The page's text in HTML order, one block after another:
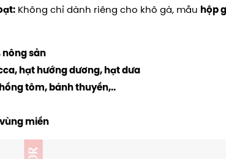
Không chỉ dành riêng cho khô gà, mẫu hộp
nông sản
hạt hướng dương, hạt dưa
tôm, bánh thuyền,..
miền